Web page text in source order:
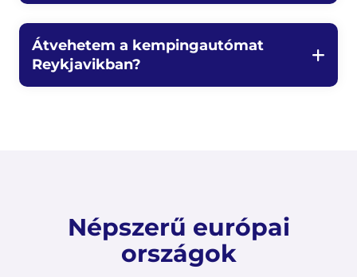
Átvehetem a kempingautómat
Reykjavikban?
Népszerű európai
országok